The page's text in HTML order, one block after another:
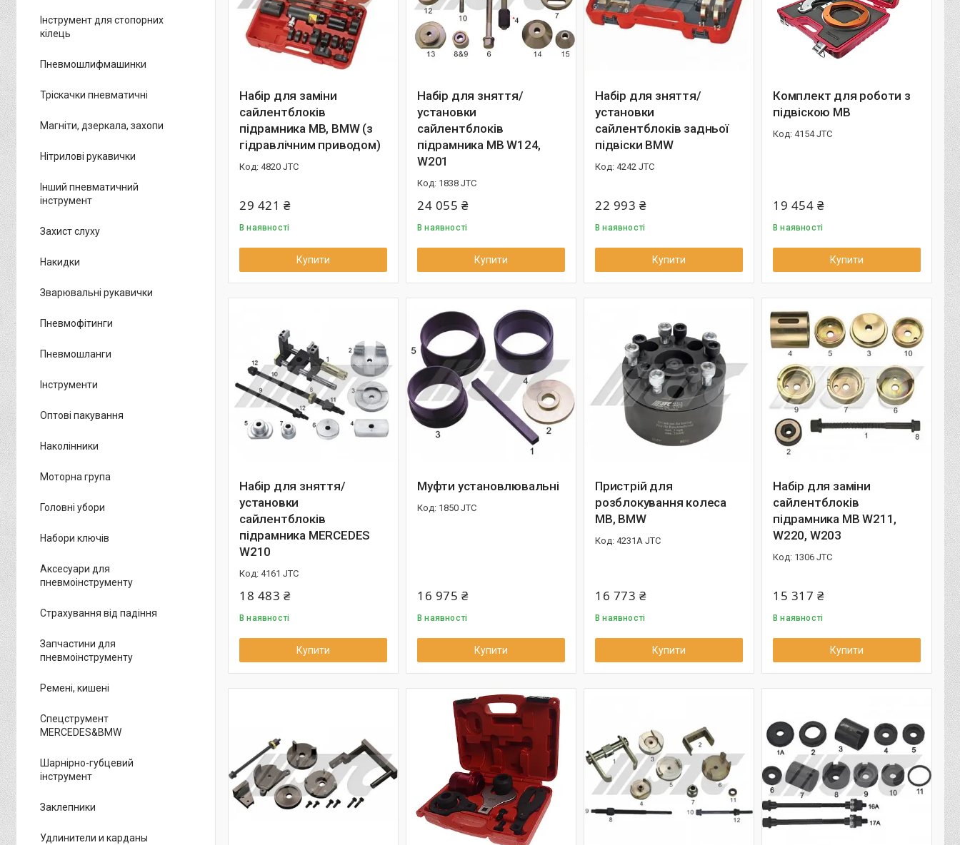
Набір для заміни
сайлентблоків
підрамника МВ, BMW (з
гідравлічним приводом)
4820 JTC
29 421 ₴
В наявності
Купити
Набір для зняття/
установки
сайлентблоків
підрамника МВ W124,
W201
1838 JTC
24 055 ₴
В наявності
Купити
Набір для зняття/
установки
сайлентблоків задньої
підвіски BMW
4242 JTC
22 993 ₴
В наявності
Купити
Комплект для роботи з
підвіскою МВ
4154 JTC
19 454 ₴
В наявності
Купити
Набір для зняття/
установки
сайлентблоків
підрамника MERCEDES
W210
4161 JTC
18 483 ₴
В наявності
Купити
Муфти установлювальні
1850 JTC
16 975 ₴
В наявності
Купити
Пристрій для
розблокування колеса
MB, BMW
4231A JTC
16 773 ₴
В наявності
Купити
Набір для заміни
сайлентблоків
підрамника MB W211,
W220, W203
1306 JTC
15 317 ₴
В наявності
Купити
Інструмент для стопорних
кілець
Пневмошлифмашинки
Тріскачки пневматичні
Магніти, дзеркала, захопи
Нітрилові рукавички
Інший пневматичний
інструмент
Захист слуху
Накидки
Зварювальні рукавички
Пневмофітинги
Пневмошланги
Інструменти
Оптові пакування
Наколінники
Моторна група
Головні убори
Набори ключів
Аксесуари для
пневмоінструменту
Страхування від падіння
Запчастини для
пневмоінструменту
Ремені, кишені
Спецструмент
MERCEDES&BMW
Шарнірно-губцевий
інструмент
Заклепники
Удлинители и карданы